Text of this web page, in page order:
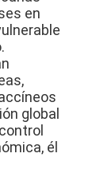
en
global
él